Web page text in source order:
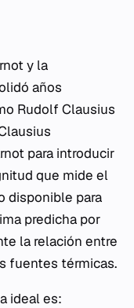
y la
años
Rudolf Clausius
para introducir
que mide el
disponible para
predicha por
la relación entre
fuentes térmicas.
ideal es: